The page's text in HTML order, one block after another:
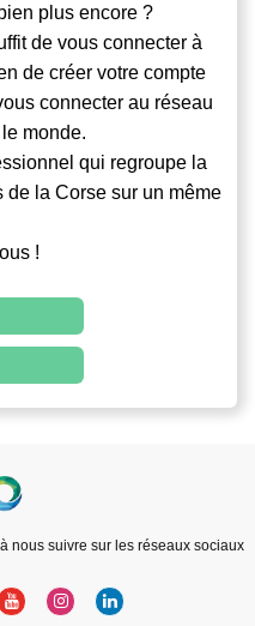
plus encore ?
de vous connecter à
de créer votre compte
connecter au réseau
monde.
qui regroupe la
la Corse sur un même
!
nous suivre sur les réseaux sociaux